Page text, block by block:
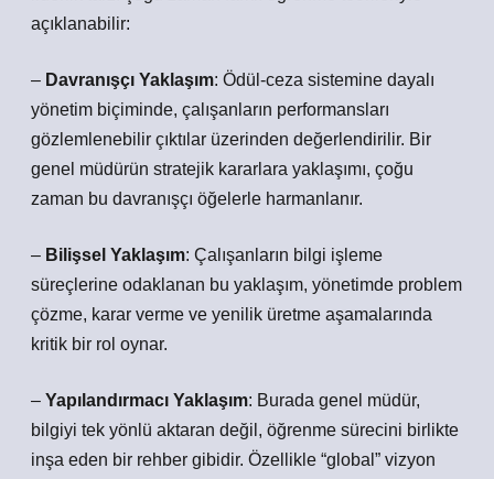
açıklanabilir:
– Davranışçı Yaklaşım: Ödül-ceza sistemine dayalı
yönetim biçiminde, çalışanların performansları
gözlemlenebilir çıktılar üzerinden değerlendirilir. Bir
genel müdürün stratejik kararlara yaklaşımı, çoğu
zaman bu davranışçı öğelerle harmanlanır.
– Bilişsel Yaklaşım: Çalışanların bilgi işleme
süreçlerine odaklanan bu yaklaşım, yönetimde problem
çözme, karar verme ve yenilik üretme aşamalarında
kritik bir rol oynar.
– Yapılandırmacı Yaklaşım: Burada genel müdür,
bilgiyi tek yönlü aktaran değil, öğrenme sürecini birlikte
inşa eden bir rehber gibidir. Özellikle “global” vizyon